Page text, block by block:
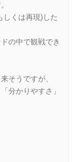
しくは再現)した
の中で観戦でき
そうですが、
分かりやすさ」